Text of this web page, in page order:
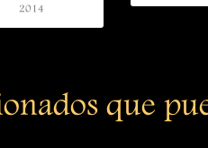
2014
que